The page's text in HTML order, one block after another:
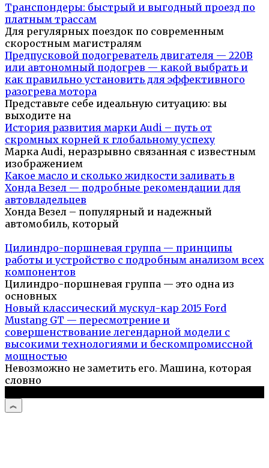
Транспондеры: быстрый и выгодный проезд по
платным трассам
Для регулярных поездок по современным
скоростным магистралям
Предпусковой подогреватель двигателя — 220В
или автономный подогрев — какой выбрать и
как правильно установить для эффективного
разогрева мотора
Представьте себе идеальную ситуацию: вы
выходите на
История развития марки Audi – путь от
скромных корней к глобальному успеху
Марка Audi, неразрывно связанная с известным
изображением
Какое масло и сколько жидкости заливать в
Хонда Везел — подробные рекомендации для
автовладельцев
Хонда Везел – популярный и надежный
автомобиль, который
Цилиндро-поршневая группа — принципы
работы и устройство с подробным анализом всех
компонентов
Цилиндро-поршневая группа — это одна из
основных
Новый классический мускул-кар 2015 Ford
Mustang GT — пересмотрение и
совершенствование легендарной модели с
высокими технологиями и бескомпромиссной
мощностью
Невозможно не заметить его. Машина, которая
словно